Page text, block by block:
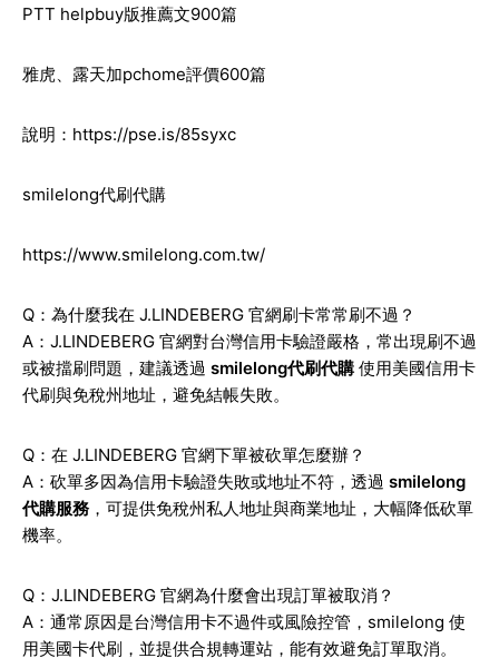
PTT helpbuy版推薦文900篇
雅虎、露天加pchome評價600篇
說明： https://pse.is/85syxc
smilelong代刷代購
https://www.smilelong.com.tw/
Q：為什麼我在 J.LINDEBERG 官網刷卡常常刷不過？
A：J.LINDEBERG 官網對台灣信用卡驗證嚴格，常出現刷不過
或被擋刷問題，建議透過 smilelong代刷代購 使用美國信用卡
代刷與免稅州地址，避免結帳失敗。
Q：在 J.LINDEBERG 官網下單被砍單怎麼辦？
A：砍單多因為信用卡驗證失敗或地址不符，透過 smilelong
代購服務 ，可提供免稅州私人地址與商業地址，大幅降低砍單
機率。
Q：J.LINDEBERG 官網為什麼會出現訂單被取消？
A：通常原因是台灣信用卡不過件或風險控管，smilelong 使
用美國卡代刷，並提供合規轉運站，能有效避免訂單取消。